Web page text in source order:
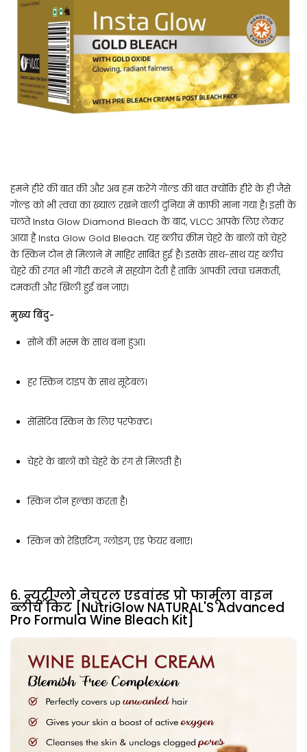
हमने हीरे की बात की और अब हम करेंगे गोल्ड की बात क्योंकि हीरे के ही जैसे
गोल्ड को भी त्वचा का ख्याल रखने वाली दुनिया में काफी माना गया है। इसी के
चलते Insta Glow Diamond Bleach के बाद, VLCC आपके लिए लेकर
आया है Insta Glow Gold Bleach. यह ब्लीच क्रीम चेहरे के बालों को चेहरे
के स्किन टोन से मिलाने में माहिर साबित हुई है। इसके साथ-साथ यह ब्लीच
चेहरे की रंगत भी गोरी करने में सहयोग देती है ताकि आपकी त्वचा चमकती,
दमकती और खिली हुई बन जाए।
मुख्य बिंदु-
सोने की भस्म के साथ बना हुआ।
हर स्किन टाइप के साथ सूटेबल।
सेंसिटिव स्किन के लिए परफेक्ट।
चेहरे के बालों को चेहरे के रंग से मिलती है।
स्किन टोन हल्का करता है।
स्किन को रेडिएटिंग, ग्लोइंग, एंड फेयर बनाए।
6. न्यूट्रीग्लो नेचुरल एडवांस्ड प्रो फार्मूला वाइन
ब्लीच किट [NutriGlow NATURAL'S Advanced
Pro Formula Wine Bleach Kit]